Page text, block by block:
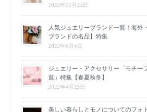
2022年11月22日
人気ジュエリーブランド一覧！海外
ブランドの名品】特集
2022年6月4日
ジュエリー・アクセサリー「モチー
覧」特集【春夏秋冬】
2022年4月25日
美しい暮らしとモノについてのフォ